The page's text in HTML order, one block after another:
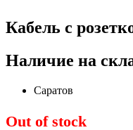
Кабель с
Наличие на
Саратов
Out of stock